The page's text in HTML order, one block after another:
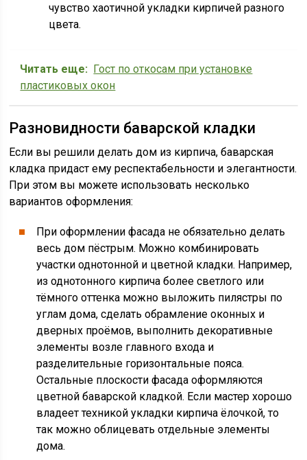
чувство хаотичной укладки кирпичей разного
цвета.
Читать еще: Гост по откосам при установке
пластиковых окон
Разновидности баварской кладки
Если вы решили делать дом из кирпича, баварская
кладка придаст ему респектабельности и элегантности.
При этом вы можете использовать несколько
вариантов оформления:
При оформлении фасада не обязательно делать
весь дом пёстрым. Можно комбинировать
участки однотонной и цветной кладки. Например,
из однотонного кирпича более светлого или
тёмного оттенка можно выложить пилястры по
углам дома, сделать обрамление оконных и
дверных проёмов, выполнить декоративные
элементы возле главного входа и
разделительные горизонтальные пояса.
Остальные плоскости фасада оформляются
цветной баварской кладкой. Если мастер хорошо
владеет техникой укладки кирпича ёлочкой, то
так можно облицевать отдельные элементы
дома.